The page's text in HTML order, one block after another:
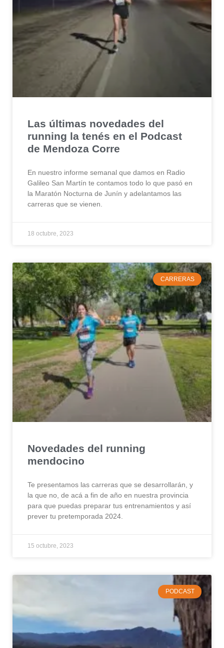
Las últimas novedades del
running la tenés en el Podcast
de Mendoza Corre
En nuestro informe semanal que damos en Radio
Galileo San Martín te contamos todo lo que pasó en
la Maratón Nocturna de Junín y adelantamos las
carreras que se vienen.
18 octubre, 2023
CARRERAS
Novedades del running
mendocino
Te presentamos las carreras que se desarrollarán, y
la que no, de acá a fin de año en nuestra provincia
para que puedas preparar tus entrenamientos y así
prever tu pretemporada 2024.
15 octubre, 2023
PODCAST